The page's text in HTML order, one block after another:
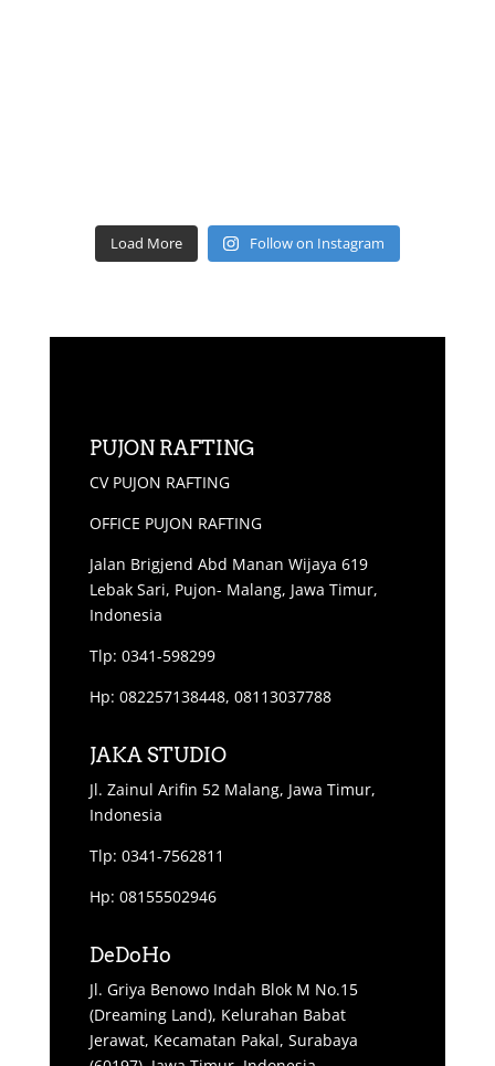
Load More Follow on Instagram
PUJON RAFTING
CV PUJON RAFTING
OFFICE PUJON RAFTING
Jalan Brigjend Abd Manan Wijaya 619
Lebak Sari, Pujon- Malang, Jawa Timur,
Indonesia
Tlp: 0341-598299
Hp: 082257138448, 08113037788
JAKA STUDIO
Jl. Zainul Arifin 52 Malang, Jawa Timur,
Indonesia
Tlp: 0341-7562811
Hp: 08155502946
DeDoHo
Jl. Griya Benowo Indah Blok M No.15
(Dreaming Land), Kelurahan Babat
Jerawat, Kecamatan Pakal, Surabaya